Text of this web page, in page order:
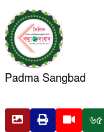
Padma Sangbad
৬৫